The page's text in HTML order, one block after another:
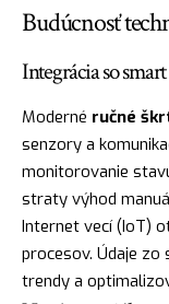
Budúcnosť
Integrácia so
Moderné ručné
senzory a
monitorovanie
straty výhod
Internet vecí (IoT)
procesov. Údaje
trendy a